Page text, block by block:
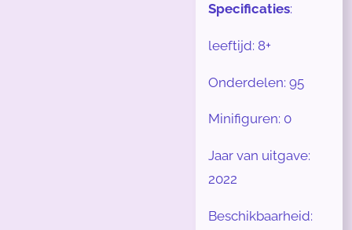
Specificaties:
leeftijd: 8+
Onderdelen: 95
Minifiguren: 0
Jaar van uitgave:
2022
Beschikbaarheid: